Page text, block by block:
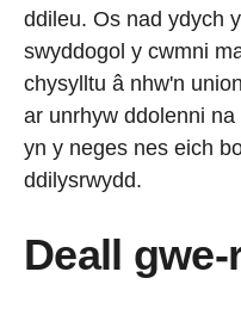
ddileu. Os nad ydych
swyddogol y cwmni
chysylltu â nhw'n
ar unrhyw ddolenni
yn y neges nes eich
ddilysrwydd.
Deall